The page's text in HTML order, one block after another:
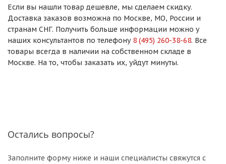
Если вы нашли товар дешевле, мы сделаем скидку.
Доставка заказов возможна по Москве, МО, России и
странам СНГ. Получить больше информации можно у
наших консультантов по телефону 8 (495) 260-38-68. Все
товары всегда в наличии на собственном складе в
Москве. На то, чтобы заказать их, уйдут минуты.
Остались вопросы?
Заполните форму ниже и наши специалисты свяжутся с